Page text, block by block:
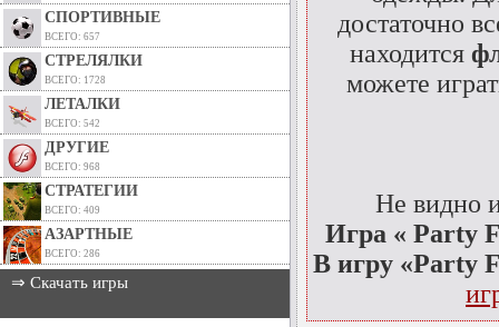
СПОРТИВНЫЕ
ВСЕГО: 657
СТРЕЛЯЛКИ
ВСЕГО: 1728
ЛЕТАЛКИ
ВСЕГО: 542
ДРУГИЕ
ВСЕГО: 968
СТРАТЕГИИ
ВСЕГО: 409
АЗАРТНЫЕ
ВСЕГО: 286
⇒ Скачать игры
достаточно
находится
можете
Не видно
Игра « Party
В игру «Party